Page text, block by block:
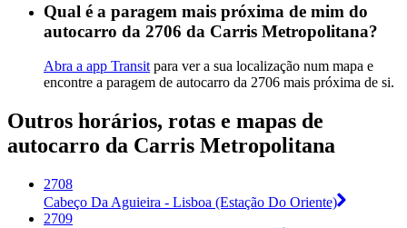
Qual é a paragem mais próxima de mim do
autocarro da 2706 da Carris Metropolitana?
Abra a app Transit para ver a sua localização num mapa e
encontre a paragem de autocarro da 2706 mais próxima de si.
Outros horários, rotas e mapas de
autocarro da Carris Metropolitana
2708
Cabeço Da Aguieira - Lisboa (Estação Do Oriente)
2709